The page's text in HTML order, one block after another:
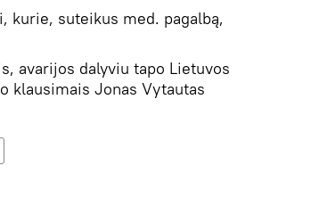
kurie, suteikus med. pagalbą,
avarijos dalyviu tapo Lietuvos
klausimais Jonas Vytautas